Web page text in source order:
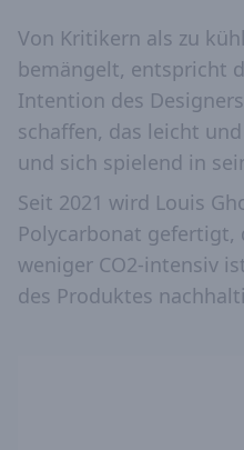
Von Kritikern als zu
bemängelt, entspricht
Intention des
schaffen, das leicht
und sich spielend in
Seit 2021 wird Louis
Polycarbonat gefertigt,
weniger CO2-intensiv
des Produktes